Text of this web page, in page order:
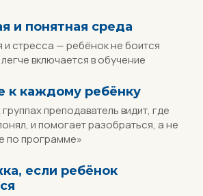
и понятная среда
и стресса — ребёнок не боится
включается в обучение
к каждому ребёнку
преподаватель видит, где
и помогает разобраться, а не
по программе»
если ребёнок